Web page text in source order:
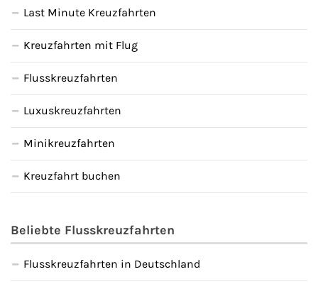
Last Minute Kreuzfahrten
Kreuzfahrten mit Flug
Flusskreuzfahrten
Luxuskreuzfahrten
Minikreuzfahrten
Kreuzfahrt buchen
Beliebte Flusskreuzfahrten
Flusskreuzfahrten in Deutschland